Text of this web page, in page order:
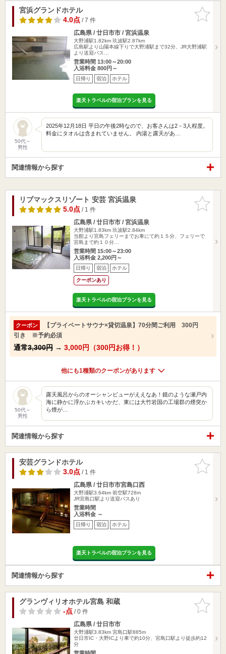
お気に入
りに追加
宮浜グランドホテル
4.0点/ 7 件
広島県 / 廿日市市 / 宮浜温泉
大野浦駅1.82km 玖波駅2.87km
広島駅より山陽本線下りで大野浦駅まで32分、JR大野浦駅
より送迎バス…
営業時間 13:00～20:00
入浴料金 800円～
日帰り 宿泊 ホテル
楽天トラベルの宿泊プランを見る
50代～
男性
2025年12月18日 平日の午後2時なので、お客さんは2－3人程度。
料金にタオルは含まれていません。 内湯と露天があ…
関連情報から探す
お気に入
りに追加
リブマックスリゾート 安芸 宮浜温泉
5.0点/ 1 件
広島県 / 廿日市市 / 宮浜温泉
大野浦駅1.83km 玖波駅2.84km
当館より宮島フェリーまでお車にて約１５分、フェリーで
宮島まで約１０分…
営業時間 15:00～23:00
入浴料金 2,200円～
日帰り 宿泊 ホテル
クーポンあり
楽天トラベルの宿泊プランを見る
クーポン
【プライベートサウナ×貸切温泉】70分間ご利用 300円
引き ※予約必須
通常3,300円 → 3,000円（300円お得！）
他にも1種類のクーポンがあります
50代～
男性
露天風呂からのオーシャンビューがええなあ！鏡のような瀬戸内
海に静かに浮かぶカキいかだ、東には大竹岩国の工場群の煙突か
ら煙が…
関連情報から探す
お気に入
りに追加
安芸グランドホテル
3.0点/ 1 件
広島県 / 廿日市市宮島口西
大野浦駅3.64km 前空駅728m
JR宮島口駅より送迎バスあり
営業時間
入浴料金 ～
日帰り 宿泊 ホテル
楽天トラベルの宿泊プランを見る
関連情報から探す
お気に入
りに追加
グランヴィリオホテル宮島 和蔵
-点/ 0 件
広島県 / 廿日市市
大野浦駅3.83km 宮島口駅885m
廿日市IC・大野ICより車で約10分、宮島口駅より徒歩約12
分